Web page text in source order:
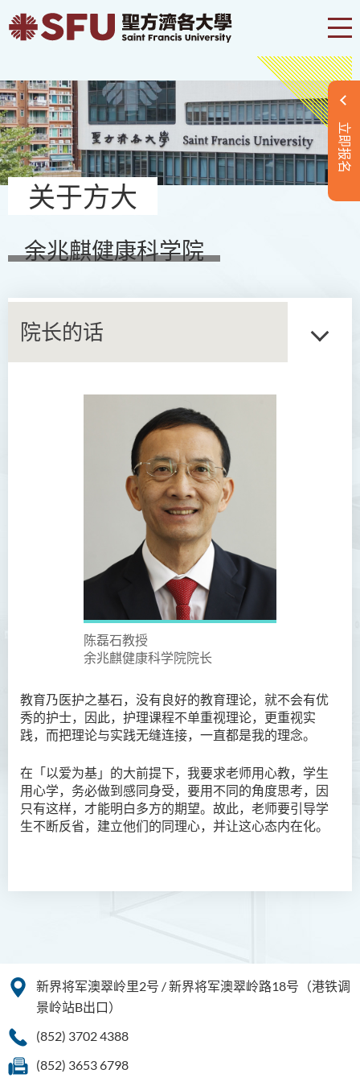
立即报名
关于方大
余兆麒健康科学院
院长的话
陈磊石教授
余兆麒健康科学院院长
教育乃医护之基石，没有良好的教育理论，就不会有优
秀的护士，因此，护理课程不单重视理论，更重视实
践，而把理论与实践无缝连接，一直都是我的理念。
在「以爱为基」的大前提下，我要求老师用心教，学生
用心学，务必做到感同身受，要用不同的角度思考，因
只有这样，才能明白多方的期望。故此，老师要引导学
生不断反省，建立他们的同理心，并让这心态内在化。
学院简介
院长的话
课程概览
教职员
校外顾问团及校外考试委员
学生活动
Community Health Conference
余兆麒医疗研究中心
新界将军澳翠岭里2号 / 新界将军澳翠岭路18号（港铁调
景岭站B出口）
(852) 3702 4388
(852) 3653 6798